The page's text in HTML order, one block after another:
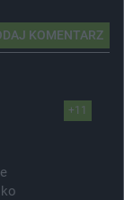
KOMENTARZ
+11